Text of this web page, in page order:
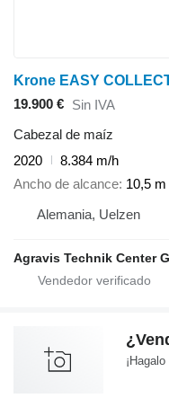
Krone EASY
19.900 € Sin IVA
Cabezal de maíz
2020
8.384 m/h
Ancho de alcance 10,5 m
Alemania, Uelzen
Agravis Technik Center